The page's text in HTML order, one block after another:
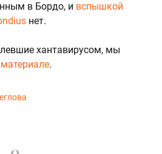
в Бордо, и вспышкой
нет.
хантавирусом, мы
.